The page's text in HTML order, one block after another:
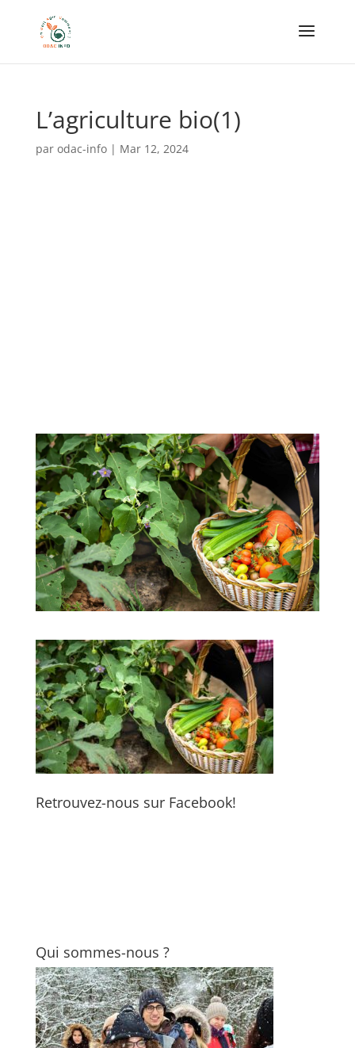
L’agriculture bio(1)
par odac-info| Mar 12, 2024
Retrouvez-nous sur Facebook!
Qui sommes-nous ?